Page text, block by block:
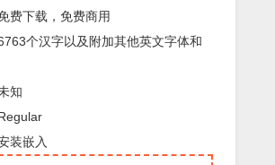
费下载，免费商用
个汉字以及附加其他英文字体和
知
装嵌入